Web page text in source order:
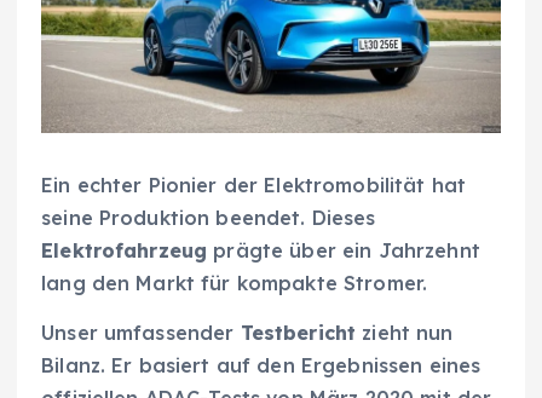
Ein echter Pionier der Elektromobilität hat
seine Produktion beendet. Dieses
Elektrofahrzeug prägte über ein Jahrzehnt
lang den Markt für kompakte Stromer.
Unser umfassender Testbericht zieht nun
Bilanz. Er basiert auf den Ergebnissen eines